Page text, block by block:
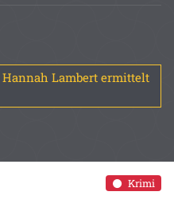
Hannah Lambert ermittelt
Krimi